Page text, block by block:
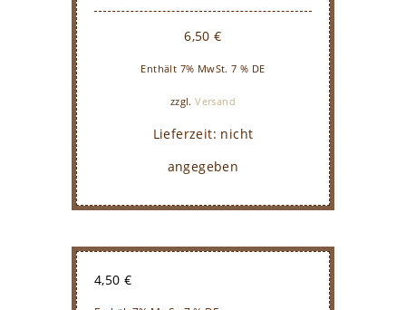
6,50€
Enthält 7% MwSt. 7 % DE
zzgl.Versand
Lieferzeit: nicht
angegeben
4,50 €